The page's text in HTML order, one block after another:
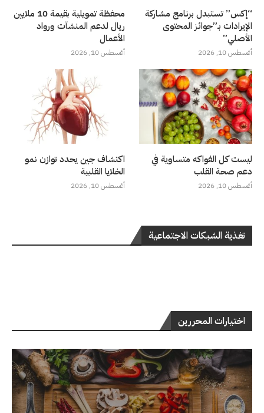
“إكس” تستبدل برنامج مشاركة
الإيرادات بـ”جوائز المحتوى
الأصلي”
أغسطس 10, 2026
محفظة تمويلية بقيمة 10 ملايين
ريال لدعم المنشآت ورواد
الأعمال
أغسطس 10, 2026
ليست كل الفواكه متساوية في
دعم صحة القلب
أغسطس 10, 2026
اكتشاف جين يحدد توازن نمو
الخلايا القلبية
أغسطس 10, 2026
تغذية الشبكات الاجتماعية
اختيارات المحررين